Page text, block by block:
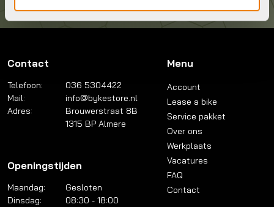
Contact
Telefoon:
036 5304422
Mail:
info@bykestore.nl
Adres:
Brouwerstraat 8B
1315 BP Almere
Openingstijden
Maandag:
Gesloten
Dinsdag:
08:30 - 18:00
Menu
Account
Lease a bike
Service pakket
Over ons
Werkplaats
Vacatures
FAQ
Contact